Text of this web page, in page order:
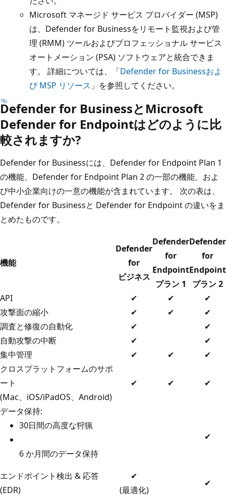
Microsoft マネージド サービス プロバイダー (MSP)
は、Defender for Businessをリモート監視および管
理 (RMM) ツールおよびプロフェッショナル サービス
オートメーション (PSA) ソフトウェアと統合できま
す。 詳細については、「Defender for Businessおよ
び MSP リソース 」を参照してください。
Defender for BusinessとMicrosoft
Defender for Endpointはどのように比
較されますか?
Defender for Businessには、Defender for Endpoint Plan 1
の機能、Defender for Endpoint Plan 2 の一部の機能、およ
び中小企業向けの一意の機能が含まれています。 次の表は、
Defender for Businessと Defender for Endpoint の違いをま
とめたものです。
機能
Defender
for
ビジネス
Defender
for
Endpoint
プラン 1
Defender
for
Endpoint
プラン 2
API
✔ ✔
✔
攻撃面の縮小
✔ ✔
✔
調査と修復の自動化
✔
✔
自動攻撃の中断
✔
✔
集中管理
✔ ✔
✔
クロスプラットフォームのサポ
ート
(Mac、iOS/iPadOS、Android)
✔ ✔ ✔
データ保持:
30日間の高度な狩猟
6 か月間のデータ保持
✔
エンドポイント検出 & 応答
(EDR)
✔
(最適化)
✔